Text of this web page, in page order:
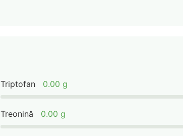
Triptofan 0.00 g
Treonină 0.00 g